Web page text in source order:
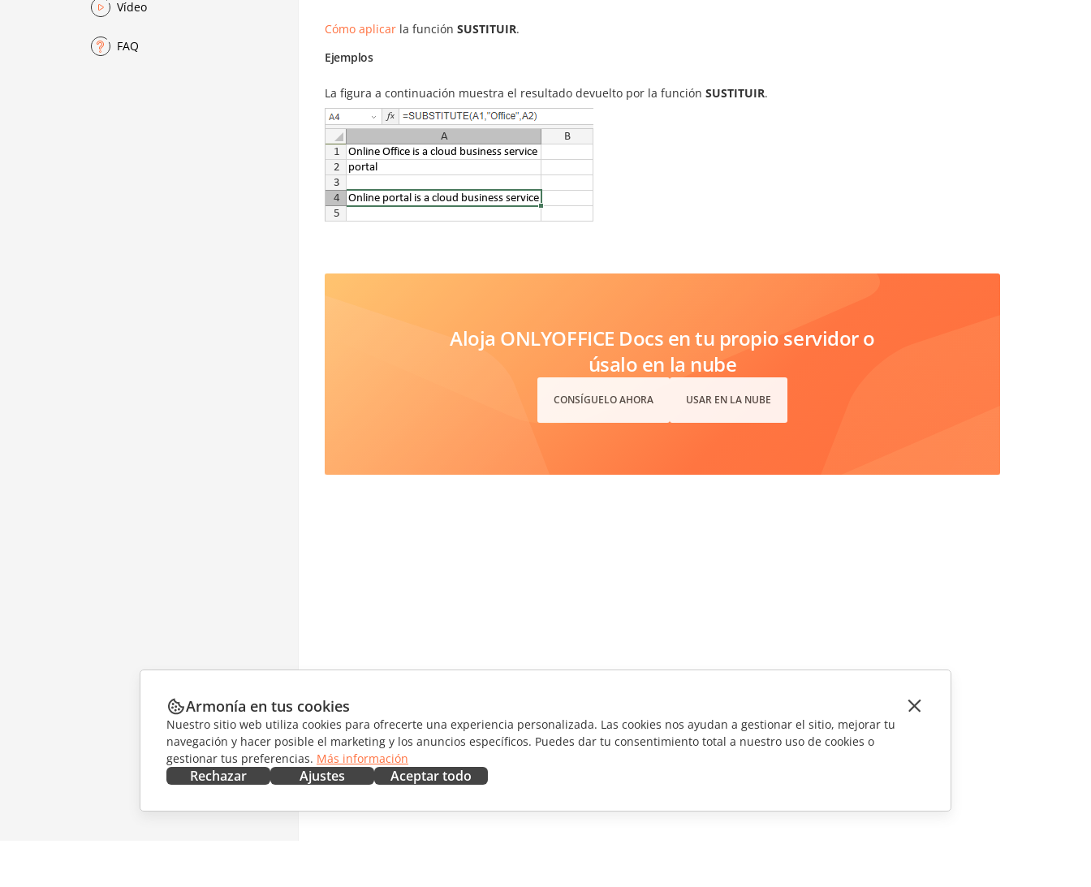
Vídeo
FAQ
Cómo aplicar la función SUSTITUIR.
Ejemplos
La figura a continuación muestra el resultado devuelto por la función SUSTITUIR.
Aloja ONLYOFFICE Docs en tu propio servidor o
úsalo en la nube
CONSÍGUELO AHORA USAR EN LA NUBE
Armonía en tus cookies
Nuestro sitio web utiliza cookies para ofrecerte una experiencia personalizada. Las cookies nos ayudan a gestionar el sitio, mejorar tu
navegación y hacer posible el marketing y los anuncios específicos. Puedes dar tu consentimiento total a nuestro uso de cookies o
gestionar tus preferencias. Más información
Rechazar Ajustes Aceptar todo